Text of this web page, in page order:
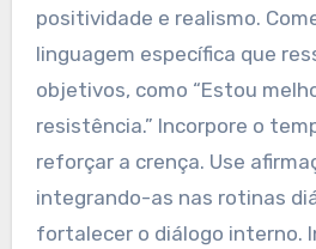
Quais são as
práticas para
afirmações
Para elaborar afirmações
profissionais, concentre-se
positividade e realismo.